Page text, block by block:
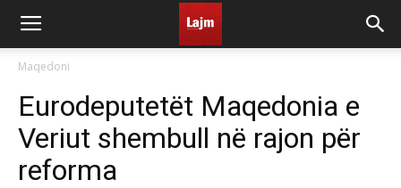
Maqedoni
Eurodeputetët Maqedonia e
Veriut shembull në rajon për
reforma